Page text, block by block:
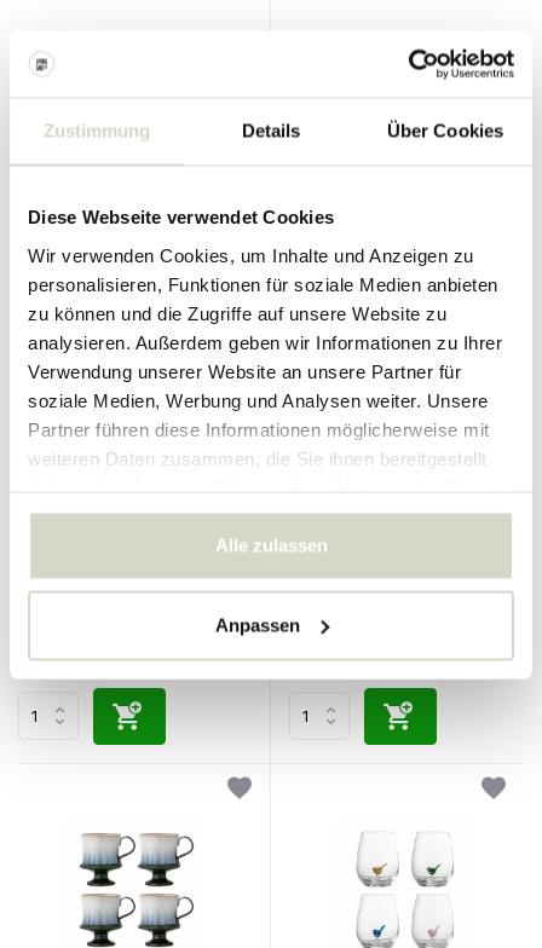
Zustimmung Details Über Cookies
Diese Webseite verwendet Cookies
Wir verwenden Cookies, um Inhalte und Anzeigen zu
personalisieren, Funktionen für soziale Medien anbieten
zu können und die Zugriffe auf unsere Website zu
analysieren. Außerdem geben wir Informationen zu Ihrer
Verwendung unserer Website an unsere Partner für
soziale Medien, Werbung und Analysen weiter. Unsere
Partner führen diese Informationen möglicherweise mit
weiteren Daten zusammen, die Sie ihnen bereitgestellt
gesammelt haben.
Alle zulassen
Anpassen
Bloomingville
Inkl. MwSt.
Salacia Teller-Set, 4-teilig
Salacia-Tassenset, 4er-Pack
Odile-Tassen, rosa, 4er-Set
94.90 €